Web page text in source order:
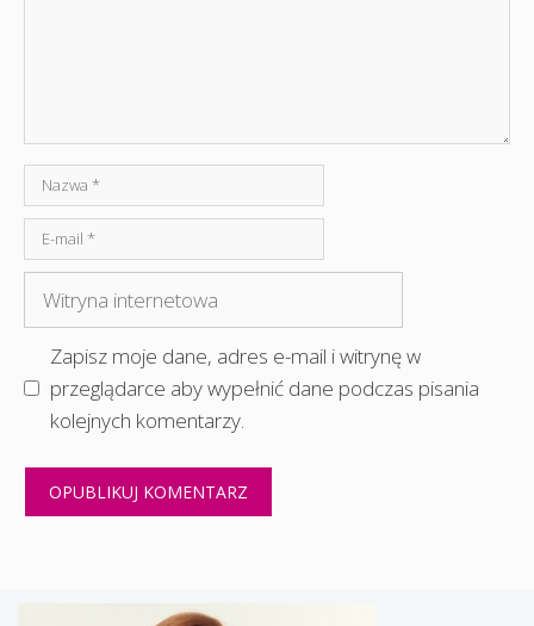
Nazwa
mail
internetowa
Zapisz moje dane, adres e-mail i witrynę w
przeglądarce aby wypełnić dane podczas pisania
kolejnych komentarzy.